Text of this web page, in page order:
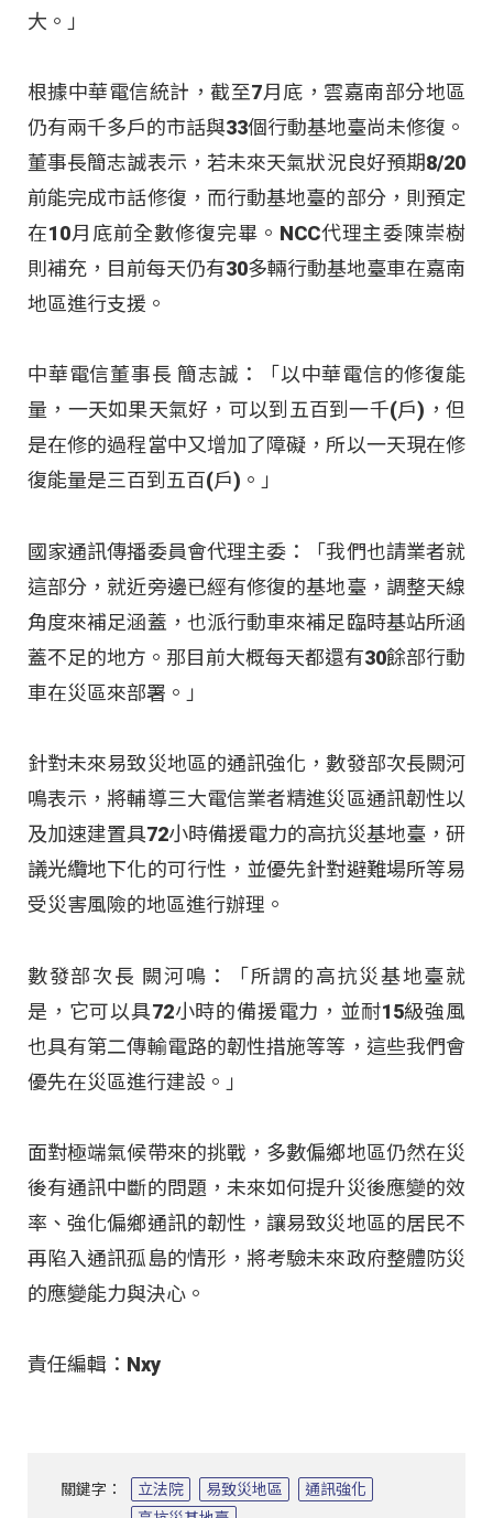
大。」
根據中華電信統計，截至7月底，雲嘉南部分地區
仍有兩千多戶的市話與33個行動基地臺尚未修復。
董事長簡志誠表示，若未來天氣狀況良好預期8/20
前能完成市話修復，而行動基地臺的部分，則預定
在10月底前全數修復完畢。NCC代理主委陳崇樹
則補充，目前每天仍有30多輛行動基地臺車在嘉南
地區進行支援。
中華電信董事長 簡志誠：「以中華電信的修復能
量，一天如果天氣好，可以到五百到一千(戶)，但
是在修的過程當中又增加了障礙，所以一天現在修
復能量是三百到五百(戶)。」
國家通訊傳播委員會代理主委：「我們也請業者就
這部分，就近旁邊已經有修復的基地臺，調整天線
角度來補足涵蓋，也派行動車來補足臨時基站所涵
蓋不足的地方。那目前大概每天都還有30餘部行動
車在災區來部署。」
針對未來易致災地區的通訊強化，數發部次長闕河
鳴表示，將輔導三大電信業者精進災區通訊韌性以
及加速建置具72小時備援電力的高抗災基地臺，研
議光纜地下化的可行性，並優先針對避難場所等易
受災害風險的地區進行辦理。
數發部次長 闕河鳴：「所謂的高抗災基地臺就
是，它可以具72小時的備援電力，並耐15級強風
也具有第二傳輸電路的韌性措施等等，這些我們會
優先在災區進行建設。」
面對極端氣候帶來的挑戰，多數偏鄉地區仍然在災
後有通訊中斷的問題，未來如何提升災後應變的效
率、強化偏鄉通訊的韌性，讓易致災地區的居民不
再陷入通訊孤島的情形，將考驗未來政府整體防災
的應變能力與決心。
責任編輯：Nxy
關鍵字： 立法院 易致災地區
通訊強化